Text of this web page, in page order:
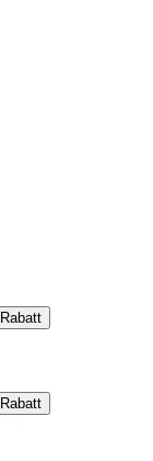
Rabatt
Rabatt